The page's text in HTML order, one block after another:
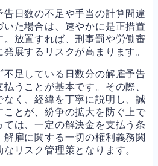
日数の不足や手当の計算間違
た場合は、速やかに是正措置
。放置すれば、刑事罰や労働審
展するリスクが高まります。
足している日数分の解雇予告
うことが基本です。その際、
く、経緯を丁寧に説明し、誠
とが、紛争の拡大を防ぐ上で
は、一定の解決金を支払う条
雇に関する一切の権利義務関
リスク管理策となります。